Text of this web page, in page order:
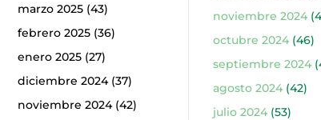
marzo 2025 (43)
febrero 2025 (36)
enero 2025 (27)
diciembre 2024(37)
noviembre 2024(42)
noviembre 2024
octubre 2024(46)
septiembre 2024
agosto 2024(42)
julio 2024(53)